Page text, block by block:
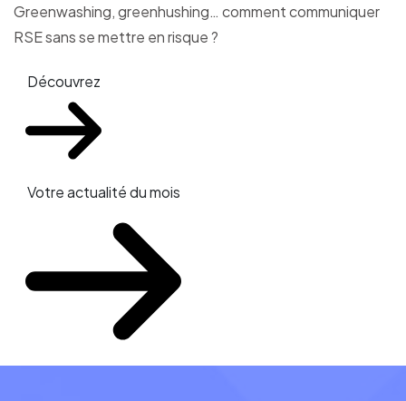
Greenwashing, greenhushing… comment communiquer
RSE sans se mettre en risque ?
Découvrez
Votre actualité du mois